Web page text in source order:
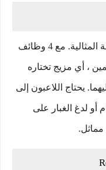
ترتبط السرقة المارقة بتجميع المجموعة المثالية. مع 4 وظائف
، أي مزيج تختاره
يحتاج اللاعبون إلى
أو لدغ الغبار على